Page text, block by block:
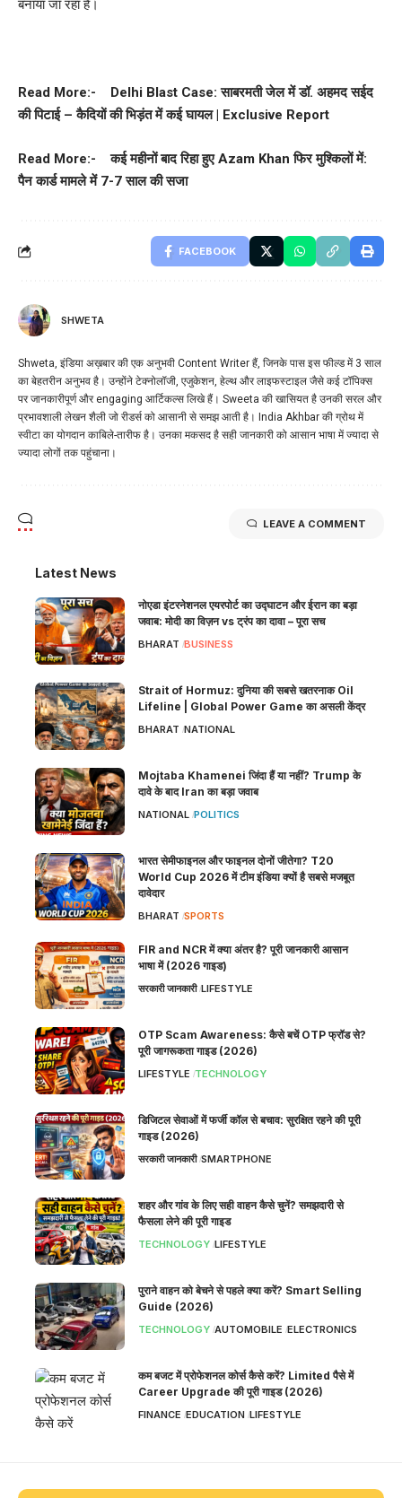
बनाया जा रहा है।
Read More:- Delhi Blast Case: साबरमती जेल में डॉ. अहमद सईद
की पिटाई – कैदियों की भिड़ंत में कई घायल | Exclusive Report
Read More:-कई महीनों बाद रिहा हुए Azam Khan फिर मुश्किलों में:
पैन कार्ड मामले में 7-7 साल की सजा
FACEBOOK
SHWETA
Shweta, इंडिया अख़बार की एक अनुभवी Content Writer हैं, जिनके पास इस फील्ड में 3 साल
का बेहतरीन अनुभव है। उन्होंने टेक्नोलॉजी, एजुकेशन, हेल्थ और लाइफस्टाइल जैसे कई टॉपिक्स
पर जानकारीपूर्ण और engaging आर्टिकल्स लिखे हैं। Sweeta की खासियत है उनकी सरल और
प्रभावशाली लेखन शैली जो रीडर्स को आसानी से समझ आती है। India Akhbar की ग्रोथ में
स्वीटा का योगदान काबिले-तारीफ है। उनका मकसद है सही जानकारी को आसान भाषा में ज्यादा से
ज्यादा लोगों तक पहुंचाना।
LEAVE A COMMENT
Latest News
नोएडा इंटरनेशनल एयरपोर्ट का उद्घाटन और ईरान का बड़ा
जवाब: मोदी का विज़न vs ट्रंप का दावा – पूरा सच
BHARAT BUSINESS
Strait of Hormuz: दुनिया की सबसे खतरनाक Oil
Lifeline | Global Power Game का असली केंद्र
BHARAT NATIONAL
Mojtaba Khamenei जिंदा हैं या नहीं? Trump के
दावे के बाद Iran का बड़ा जवाब
NATIONAL POLITICS
भारत सेमीफाइनल और फाइनल दोनों जीतेगा? T20
World Cup 2026 में टीम इंडिया क्यों है सबसे मजबूत
दावेदार
BHARAT SPORTS
FIR and NCR में क्या अंतर है? पूरी जानकारी आसान
भाषा में (2026 गाइड)
सरकारी जानकारी LIFESTYLE
OTP Scam Awareness: कैसे बचें OTP फ्रॉड से?
पूरी जागरूकता गाइड (2026)
LIFESTYLE TECHNOLOGY
डिजिटल सेवाओं में फर्जी कॉल से बचाव: सुरक्षित रहने की पूरी
गाइड (2026)
सरकारी जानकारी SMARTPHONE
शहर और गांव के लिए सही वाहन कैसे चुनें? समझदारी से
फैसला लेने की पूरी गाइड
TECHNOLOGY LIFESTYLE
पुराने वाहन को बेचने से पहले क्या करें? Smart Selling
Guide (2026)
TECHNOLOGY AUTOMOBILE ELECTRONICS
कम बजट में प्रोफेशनल कोर्स कैसे करें? Limited पैसे में
Career Upgrade की पूरी गाइड (2026)
FINANCE EDUCATION LIFESTYLE